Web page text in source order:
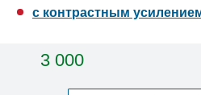
с контрастным
3 000